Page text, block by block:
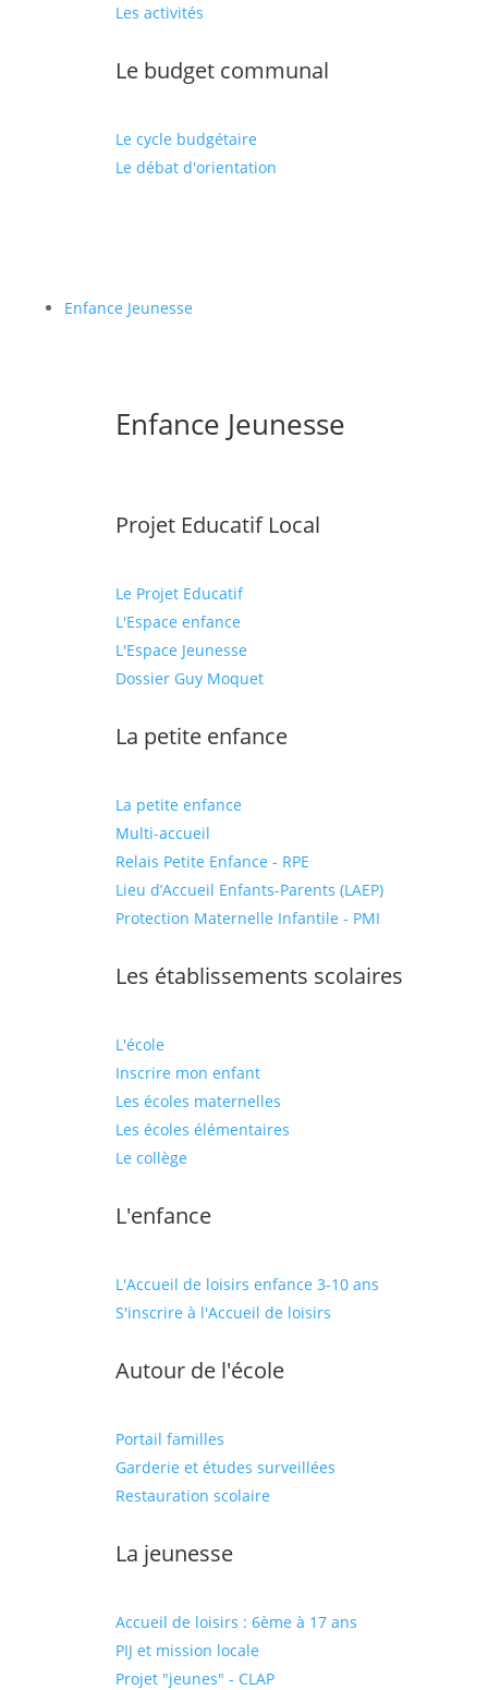
Les activités
Le budget communal
Le cycle budgétaire
Le débat d'orientation
Enfance Jeunesse
Enfance Jeunesse
Projet Educatif Local
Le Projet Educatif
L'Espace enfance
L'Espace Jeunesse
Dossier Guy Moquet
La petite enfance
La petite enfance
Multi-accueil
Relais Petite Enfance - RPE
Lieu d’Accueil Enfants-Parents (LAEP)
Protection Maternelle Infantile - PMI
Les établissements scolaires
L'école
Inscrire mon enfant
Les écoles maternelles
Les écoles élémentaires
Le collège
L'enfance
L'Accueil de loisirs enfance 3-10 ans
S'inscrire à l'Accueil de loisirs
Autour de l'école
Portail familles
Garderie et études surveillées
Restauration scolaire
La jeunesse
Accueil de loisirs : 6ème à 17 ans
PIJ et mission locale
Projet "jeunes" - CLAP